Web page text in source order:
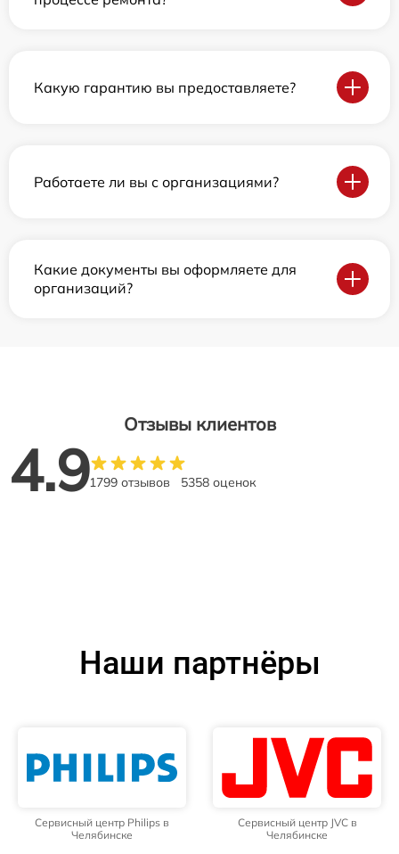
Какую гарантию вы предоставляете?
Работаете ли вы с организациями?
Какие документы вы оформляете для
организаций?
Отзывы клиентов
4.91799 отзывов 5358 оценок
Наши партнёры
Сервисный центр Philips в
Челябинске
Сервисный центр JVC в
Челябинске